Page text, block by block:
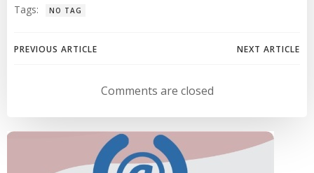
Tags: NO TAG
Navegación
entradas
PREVIOUS ARTICLE
Navegación
de
entradas
NEXT ARTICLE
Comments are closed